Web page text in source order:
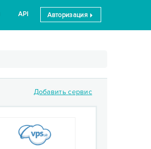
API Авторизация
Добавить сервис